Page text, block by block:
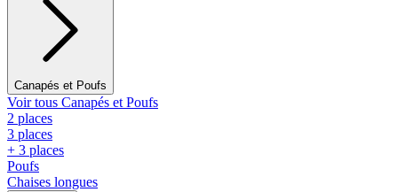
Canapés et Poufs
Voir tous Canapés et Poufs
2 places
3 places
+ 3 places
Poufs
Chaises longues